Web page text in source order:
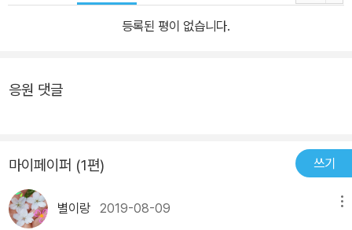
등록된 평이 없습니다.
응원 댓글
마이페이퍼 (1편) 쓰기
별이랑 2019-08-09